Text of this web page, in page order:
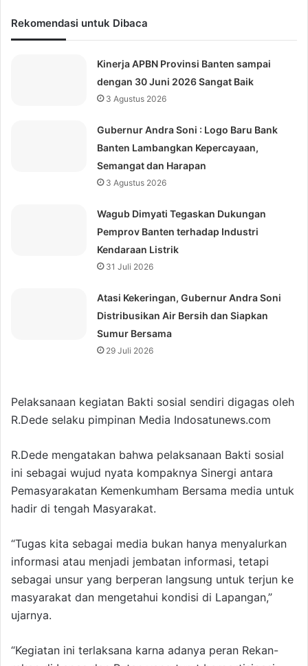
Rekomendasi untuk Dibaca
Kinerja APBN Provinsi Banten sampai
dengan 30 Juni 2026 Sangat Baik
3 Agustus 2026
Gubernur Andra Soni : Logo Baru Bank
Banten Lambangkan Kepercayaan,
Semangat dan Harapan
3 Agustus 2026
Wagub Dimyati Tegaskan Dukungan
Pemprov Banten terhadap Industri
Kendaraan Listrik
31 Juli 2026
Atasi Kekeringan, Gubernur Andra Soni
Distribusikan Air Bersih dan Siapkan
Sumur Bersama
29 Juli 2026
Pelaksanaan kegiatan Bakti sosial sendiri digagas oleh
R.Dede selaku pimpinan Media Indosatunews.com
R.Dede mengatakan bahwa pelaksanaan Bakti sosial
ini sebagai wujud nyata kompaknya Sinergi antara
Pemasyarakatan Kemenkumham Bersama media untuk
hadir di tengah Masyarakat.
“Tugas kita sebagai media bukan hanya menyalurkan
informasi atau menjadi jembatan informasi, tetapi
sebagai unsur yang berperan langsung untuk terjun ke
masyarakat dan mengetahui kondisi di Lapangan,”
ujarnya.
“Kegiatan ini terlaksana karna adanya peran Rekan-